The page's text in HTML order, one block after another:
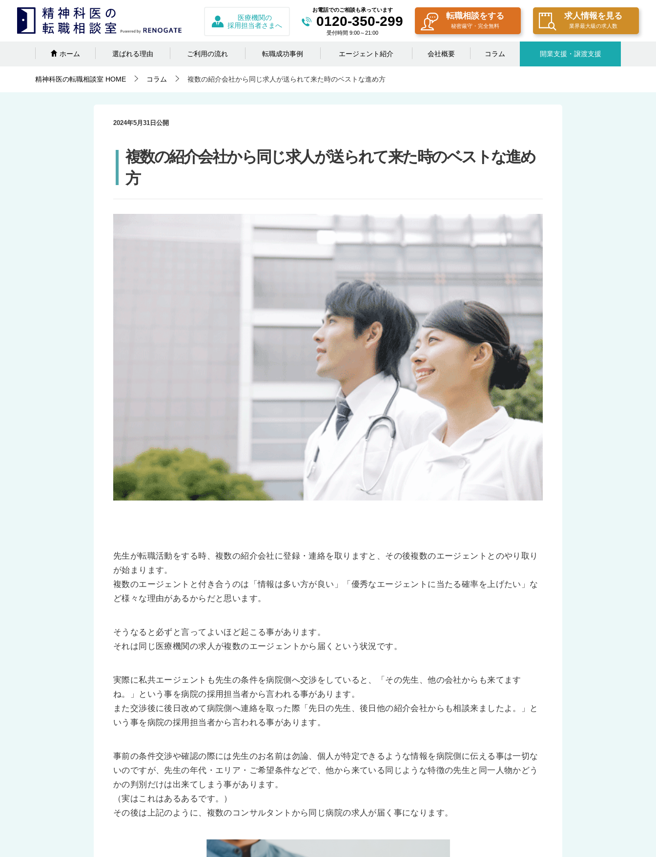
転職相談をする
秘密厳守・完全無料
求人情報を見る
業界最大級の求人数
お電話でのご相談も承っています
0120-350-299
受付時間 9:00～21:00
医療機関の
採用担当者さまへ
ホーム 選ばれる理由 ご利用の流れ 転職成功事例 エージェント紹介 会社概要 コラム 開業支援・譲渡支援
精神科医の転職相談室 HOME コラム 複数の紹介会社から同じ求人が送られて来た時のベストな進め方
2024年5月31日 公開
複数の紹介会社から同じ求人が送られて来た時のベストな進め
方
先生が転職活動をする時、複数の紹介会社に登録・連絡を取りますと、その後複数のエージェントとのやり取り
が始まります。
複数のエージェントと付き合うのは「情報は多い方が良い」「優秀なエージェントに当たる確率を上げたい」な
ど様々な理由があるからだと思います。
そうなると必ずと言ってよいほど起こる事があります。
それは同じ医療機関の求人が複数のエージェントから届くという状況です。
実際に私共エージェントも先生の条件を病院側へ交渉をしていると、「その先生、他の会社からも来てます
ね。」という事を病院の採用担当者から言われる事があります。
また交渉後に後日改めて病院側へ連絡を取った際「先日の先生、後日他の紹介会社からも相談来ましたよ。」と
いう事を病院の採用担当者から言われる事があります。
事前の条件交渉や確認の際には先生のお名前は勿論、個人が特定できるような情報を病院側に伝える事は一切な
いのですが、先生の年代・エリア・ご希望条件などで、他から来ている同じような特徴の先生と同一人物かどう
かの判別だけは出来てしまう事があります。
（実はこれはあるあるです。）
その後は上記のように、複数のコンサルタントから同じ病院の求人が届く事になります。